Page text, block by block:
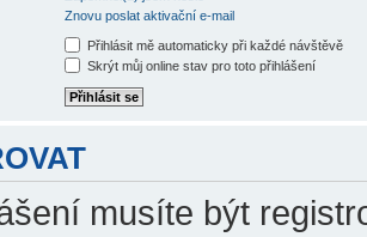
Znovu poslat aktivační e-mail
Přihlásit mě automaticky při každé návštěvě
Skrýt můj online stav pro toto přihlášení
musíte být